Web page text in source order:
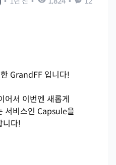
GrandFF 입니다!
어서 이번엔 새롭게
서비스인 Capsule을
니다!